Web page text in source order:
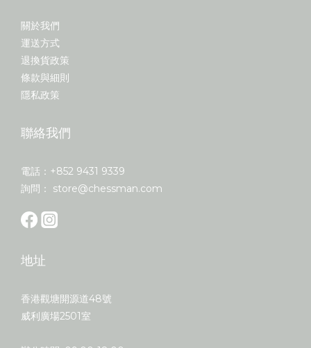
關於我們
運送方式
退換貨政策
條款與細則
隱私政策
聯絡我們
電話：+852 9431 9339
詢問： store@chessman.com
地址
香港觀塘開源道48號
威利廣場2501室